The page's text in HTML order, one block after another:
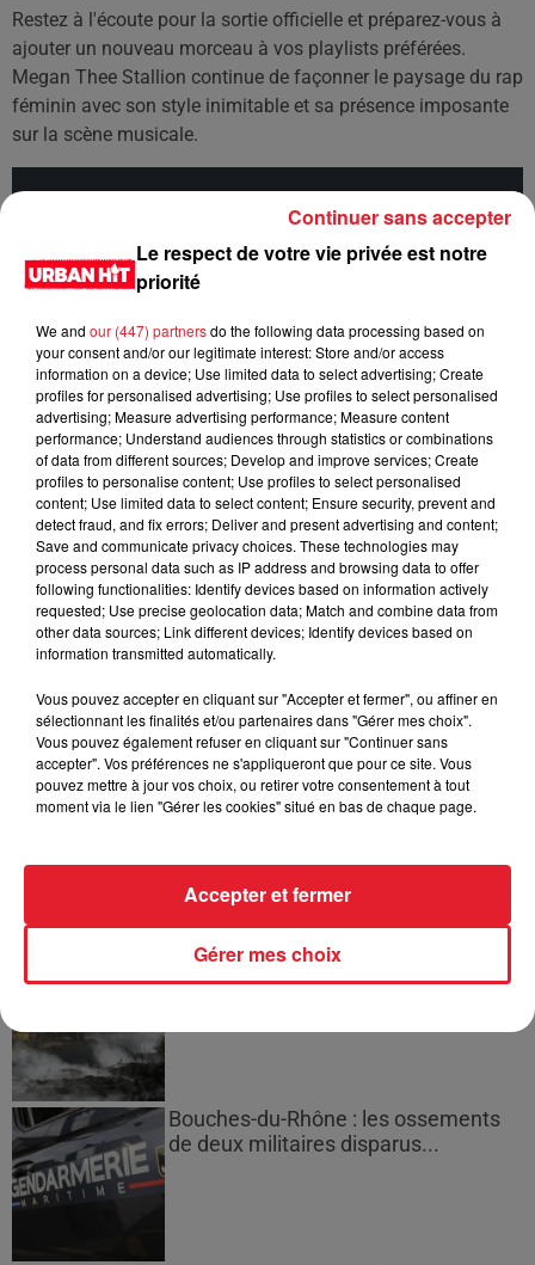
Restez à l'écoute pour la sortie officielle et préparez-vous à
ajouter un nouveau morceau à vos playlists préférées.
Megan Thee Stallion continue de façonner le paysage du rap
féminin avec son style inimitable et sa présence imposante
sur la scène musicale.
Cet élément est masqué compte-tenu du refus du
souhaitez l'afficher, merci de nous donner votre accord
en cliquant sur le bouton ci-dessous.
Afficher l'élément
LES DERNIÈRES NEWS Voir plus
Jay-Z se bat contre la grand-mère
d'un homme prétendant être son fils
Cassie met fin à une ex-escorte
masculine dans sa bataille...
Des vitres tombent de la tour
Incendies en Gironde : encore
plusieurs semaines avant
Bouches-du-Rhône : les ossements
de deux militaires disparus...
Le respect de votre vie privée est notre
priorité
We and our (447) partnersdo the following data processing based on
your consent and/or our legitimate interest: Store and/or access
information on a device; Use limited data to select advertising; Create
profiles for personalised advertising; Use profiles to select personalised
advertising; Measure advertising performance; Measure content
performance; Understand audiences through statistics or combinations
of data from different sources; Develop and improve services; Create
profiles to personalise content; Use profiles to select personalised
content; Use limited data to select content; Ensure security, prevent and
detect fraud, and fix errors; Deliver and present advertising and content;
Save and communicate privacy choices. These technologies may
process personal data such as IP address and browsing data to offer
following functionalities: Identify devices based on information actively
requested; Use precise geolocation data; Match and combine data from
other data sources; Link different devices; Identify devices based on
information transmitted automatically.
Vous pouvez accepter en cliquant sur "Accepter et fermer", ou affiner en
sélectionnant les finalités et/ou partenaires dans "Gérer mes choix".
Vous pouvez également refuser en cliquant sur "Continuer sans
accepter". Vos préférences ne s'appliqueront que pour ce site. Vous
pouvez mettre à jour vos choix, ou retirer votre consentement à tout
moment via le lien "Gérer les cookies" situé en bas de chaque page.
Gérer mes choix
Accepter et fermer
Continuer sans accepter